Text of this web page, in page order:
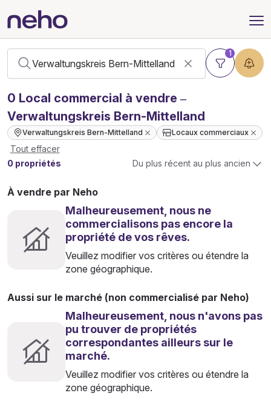
1
0 Local commercial à vendre –
Verwaltungskreis Bern-Mittelland
Verwaltungskreis Bern-Mittelland Locaux commerciaux
Tout effacer
0 propriétés
Du plus récent au plus ancien
À vendre par Neho
Malheureusement, nous ne
commercialisons pas encore la
propriété de vos rêves.
Veuillez modifier vos critères ou étendre la
zone géographique.
Aussi sur le marché (non commercialisé par Neho)
Malheureusement, nous n'avons pas
pu trouver de propriétés
correspondantes ailleurs sur le
marché.
Veuillez modifier vos critères ou étendre la
zone géographique.